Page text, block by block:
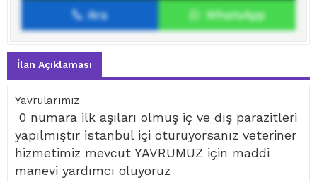
İlan sahibine mesaj gönder
Ara WhatsApp
İlan Açıklaması
Yavrularımız
0 numara ilk aşıları olmuş iç ve dış parazitleri
yapılmıştır istanbul içi oturuyorsanız veteriner
hizmetimiz mevcut YAVRUMUZ için maddi
manevi yardımcı oluyoruz